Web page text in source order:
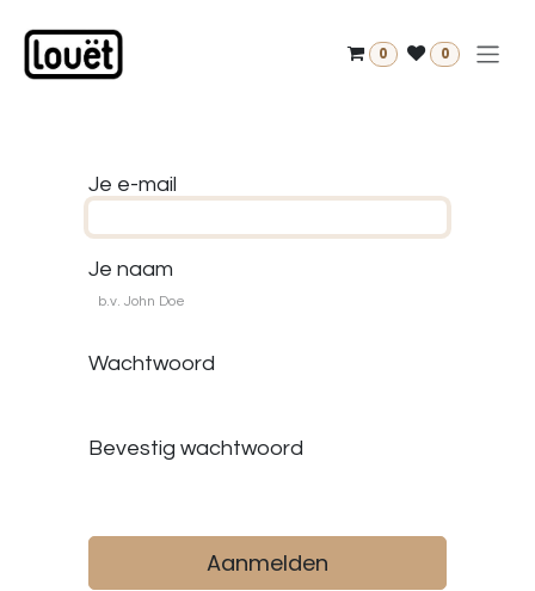
0 0
Je e-mail
Je naam
Wachtwoord
Bevestig wachtwoord
Aanmelden